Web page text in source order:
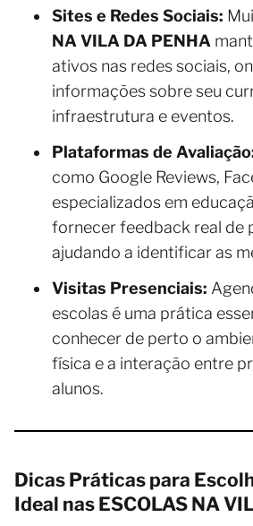
Sites e Redes Sociais:
NA VILA DA PENHA
ativos nas redes sociais,
informações sobre seu
infraestrutura e eventos.
Plataformas de
como Google Reviews,
especializados em
fornecer feedback real de
ajudando a identificar as
Visitas Presenciais:
escolas é uma prática
conhecer de perto o
física e a interação entre
alunos.
Dicas Práticas para
Ideal nas ESCOLAS NA